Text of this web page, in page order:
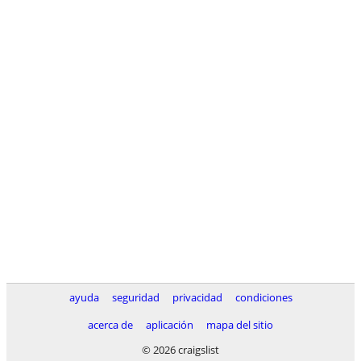
ayuda seguridad privacidad
condiciones
acerca de
aplicación
mapa del sitio
© 2026 craigslist